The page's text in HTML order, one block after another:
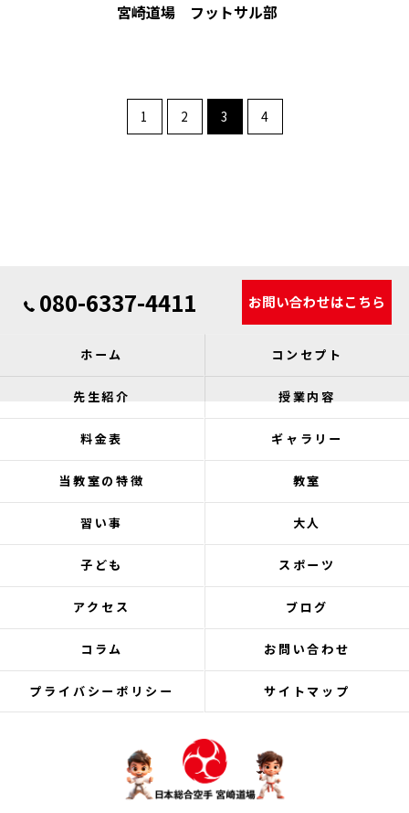
宮崎道場 フットサル部
1 2 3 4
080-6337-4411 お問い合わせはこちら
ホーム コンセプト
先生紹介 授業内容
料金表 ギャラリー
当教室の特徴 教室
習い事 大人
子ども スポーツ
アクセス ブログ
コラム お問い合わせ
プライバシーポリシー サイトマップ